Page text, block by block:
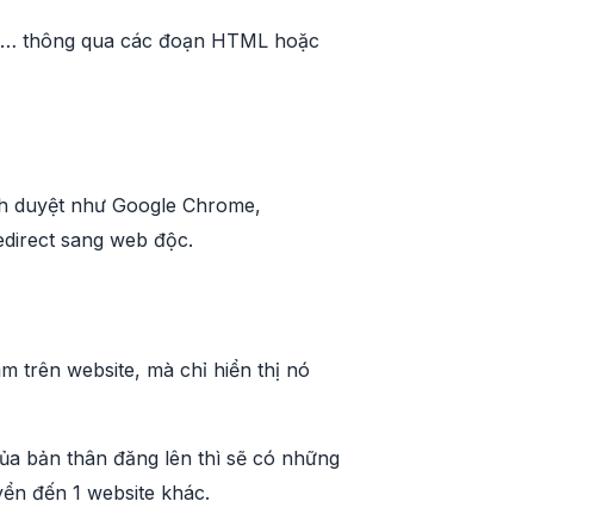
thông qua các đoạn HTML hoặc
duyệt như Google Chrome,
sang web độc.
trên website, mà chỉ hiển thị nó
bản thân đăng lên thì sẽ có những
đến 1 website khác.